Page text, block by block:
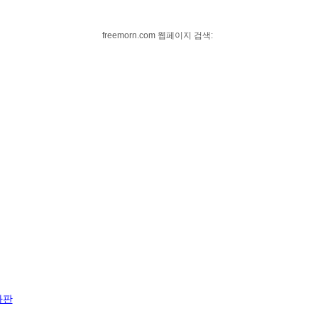
freemorn.com 웹페이지 검색:
판